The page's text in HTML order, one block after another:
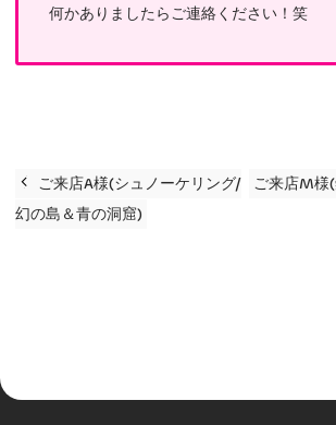
何かありましたらご連絡ください！笑
ご来店A様(シュノーケリング/
幻の島＆青の洞窟)
ご来店M様